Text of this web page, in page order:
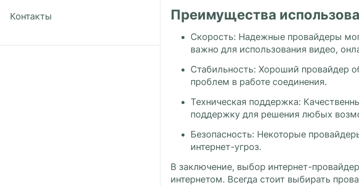
Контакты Преимущества
Скорость: Надежные провайдеры
важно для использования видео,
Стабильность: Хороший провайдер
проблем в работе соединения.
Техническая поддержка:
поддержку для решения любых
Безопасность: Некоторые
интернет-угроз.
В заключение, выбор интернет-
интернетом. Всегда стоит выбирать